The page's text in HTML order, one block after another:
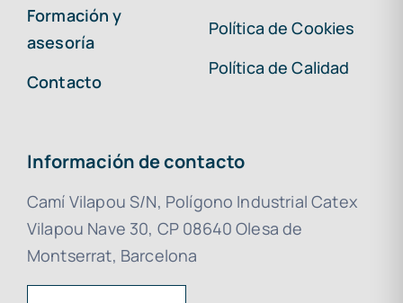
Formación y
asesoría
Contacto
Política de Cookies
Política de Calidad
Información de contacto
Camí Vilapou S/N, Polígono Industrial Catex
Vilapou Nave 30, CP 08640 Olesa de
Montserrat, Barcelona